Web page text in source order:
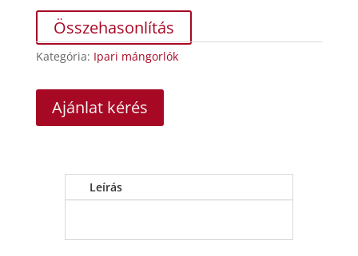
Összehasonlítás
Kategória: Ipari mángorlók
Ajánlat kérés
Leírás